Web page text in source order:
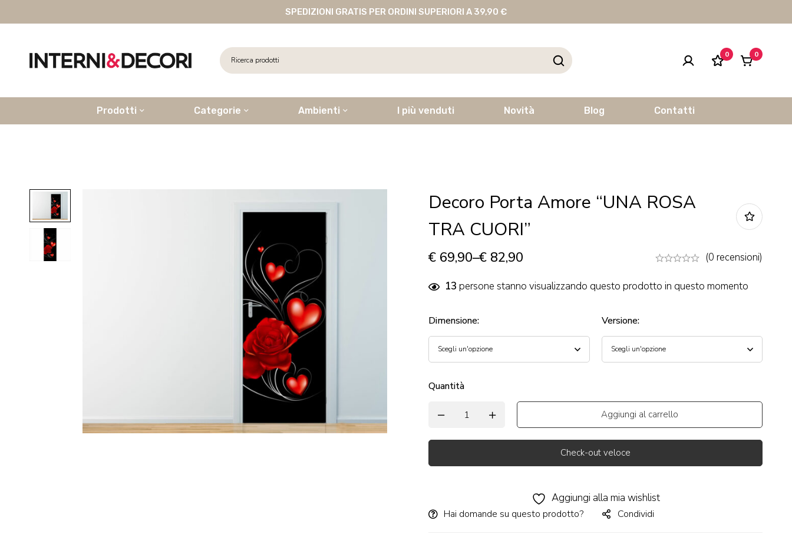
SPEDIZIONI GRATIS PER ORDINI SUPERIORI A 39,90 €
0 0
Prodotti Categorie Ambienti I più venduti Novità Blog Contatti
Decoro Porta Amore “UNA ROSA
TRA CUORI”
€ 69,90–€ 82,90 (0 recensioni)
13 persone stanno visualizzando questo prodotto in questo momento
Dimensione: Versione:
Quantità
Aggiungi al carrello
Check-out veloce
Aggiungi alla mia wishlist
Hai domande su questo prodotto? Condividi